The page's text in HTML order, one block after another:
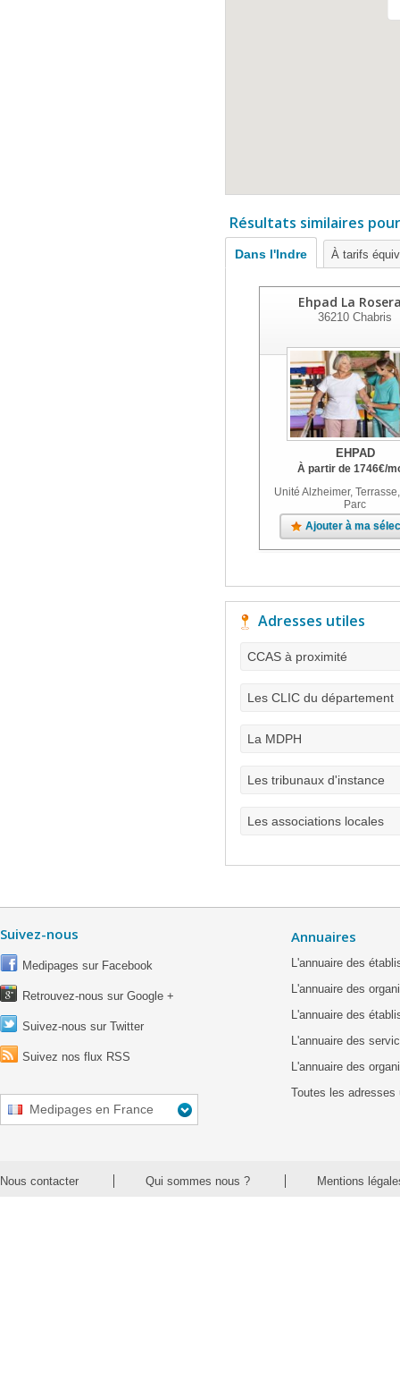
Résultats similaires
Dans l'Indre À tarifs
Ehpad La
36210 Chabris
EHPAD
À partir de 1746€/
Unité Alzheimer,
Parc
Ajouter à ma
Adresses utiles
CCAS à proximité
Les CLIC du département
La MDPH
Les tribunaux d'instance
Les associations locales
Suivez-nous
Medipages sur Facebook
Retrouvez-nous sur Google +
Suivez-nous sur Twitter
Suivez nos flux RSS
Medipages en France
Annuaires
L'annuaire des
L'annuaire des
L'annuaire des
L'annuaire des
L'annuaire des
Toutes les adresses
Nous contacter Qui sommes nous ? Mentions